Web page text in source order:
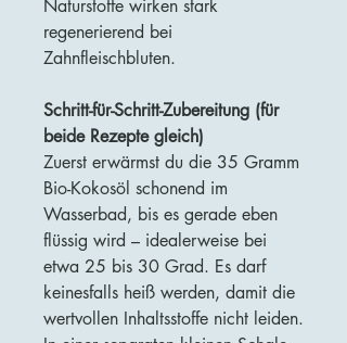
Naturstoffe wirken stark
regenerierend bei
Zahnfleischbluten.
Schritt-für-Schritt-Zubereitung (für
beide Rezepte gleich)
Zuerst erwärmst du die 35 Gramm
Bio-Kokosöl schonend im
Wasserbad, bis es gerade eben
flüssig wird – idealerweise bei
etwa 25 bis 30 Grad. Es darf
keinesfalls heiß werden, damit die
wertvollen Inhaltsstoffe nicht leiden.